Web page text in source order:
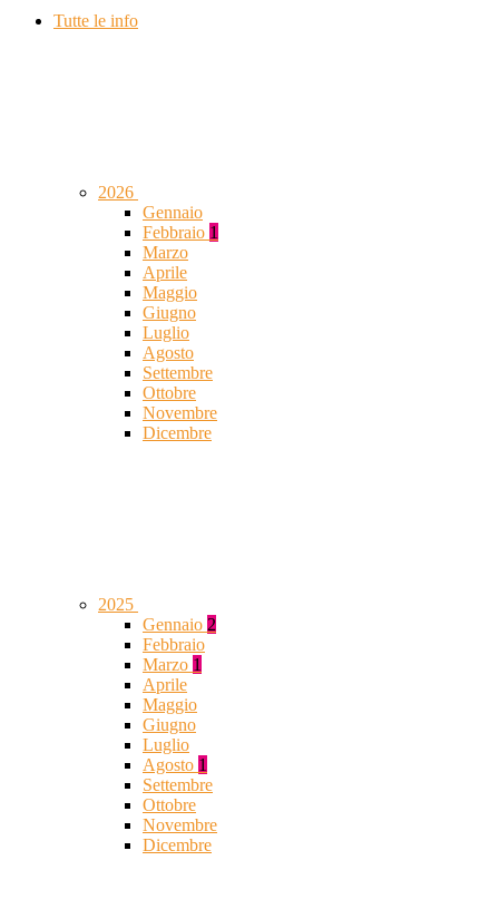
Tutte le info
2026
Gennaio
Febbraio 1
Marzo
Aprile
Maggio
Giugno
Luglio
Agosto
Settembre
Ottobre
Novembre
Dicembre
2025
Gennaio 2
Febbraio
Marzo 1
Aprile
Maggio
Giugno
Luglio
Agosto 1
Settembre
Ottobre
Novembre
Dicembre